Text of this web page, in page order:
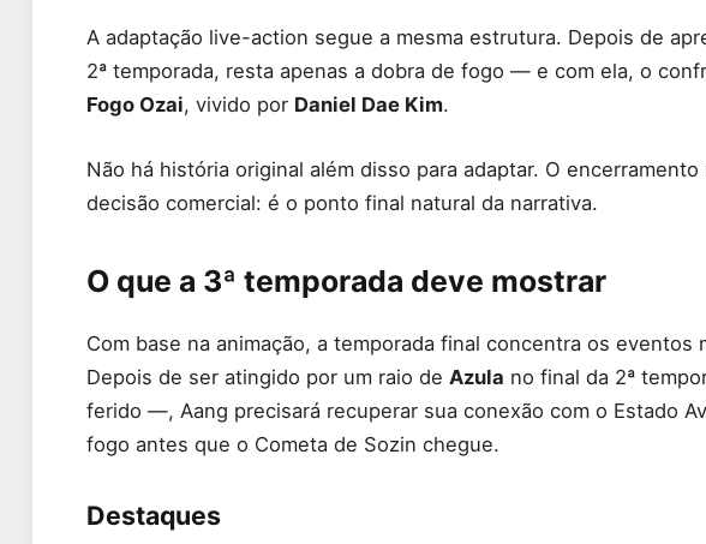
A adaptação live-action segue a mesma estrutura. Depois de
2ª temporada, resta apenas a dobra de fogo — e com ela, o
Fogo Ozai, vivido por Daniel Dae Kim.
Não há história original além disso para adaptar. O
decisão comercial: é o ponto final natural da narrativa.
O que a 3ª temporada deve mostrar
Com base na animação, a temporada final concentra os eventos
Depois de ser atingido por um raio de Azula no final da 2ª
ferido —, Aang precisará recuperar sua conexão com o Estado
fogo antes que o Cometa de Sozin chegue.
Destaques